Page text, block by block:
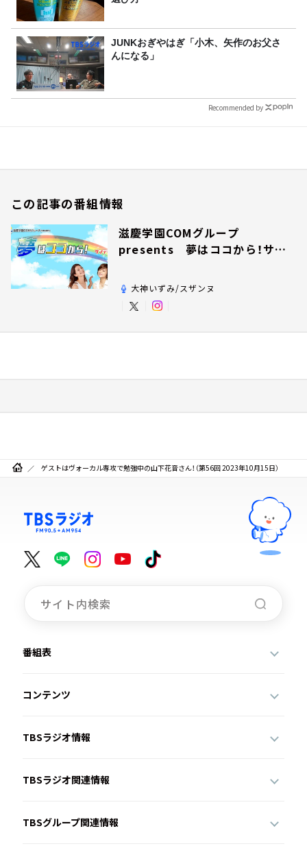
JUNKおぎやはぎ「小木、矢作のお父さ
んになる」
Recommended by
この記事の番組情報
滋慶学園COMグループ
presents 夢はココから！サン
大神いずみ/スザンヌ
ゲストはヴォーカル専攻で勉強中の山下花音さん！（第56回 2023年10月15日）
番組表
コンテンツ
TBSラジオ情報
TBSラジオ関連情報
TBSグループ関連情報